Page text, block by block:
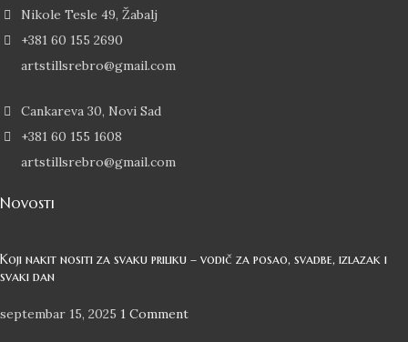
Nikole Tesle 49, Žabalj
+381 60 155 2690
artstillsrebro@gmail.com
Cankareva 30, Novi Sad
+381 60 155 1608
artstillsrebro@gmail.com
Novosti
Koji nakit nositi za svaku priliku – vodič za posao, svadbe, izlazak i
svaki dan
septembar 15, 2025 1 Comment